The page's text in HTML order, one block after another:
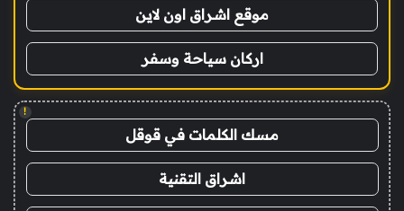
موقع اشراق اون لاين
اركان سياحة وسفر
!
مسك الكلمات في قوقل
اشراق التقنية